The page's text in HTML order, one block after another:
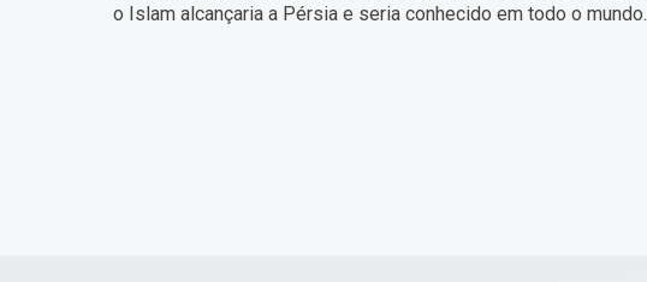
o Islam alcançaria a Pérsia e seria conhecido em todo o mundo.